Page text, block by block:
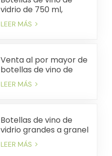
vidrio de 750 ml,
suministro a granel,
envío rápido rentable
LEER MÁS
Venta al por mayor de
botellas de vino de
vidrio de 750 ml
precios de fábrica
LEER MÁS
Botellas de vino de
vidrio grandes a granel
Precios de fábrica
Entrega rápida
LEER MÁS